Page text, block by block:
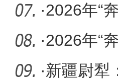
通报表扬
·2026年“
育大
·2026年“
育大
·新疆尉犁